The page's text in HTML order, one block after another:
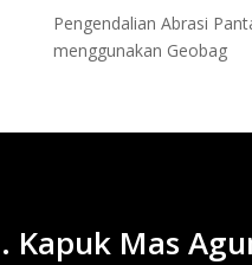
Pengendalian Abrasi
menggunakan Geobag
Kapuk Mas